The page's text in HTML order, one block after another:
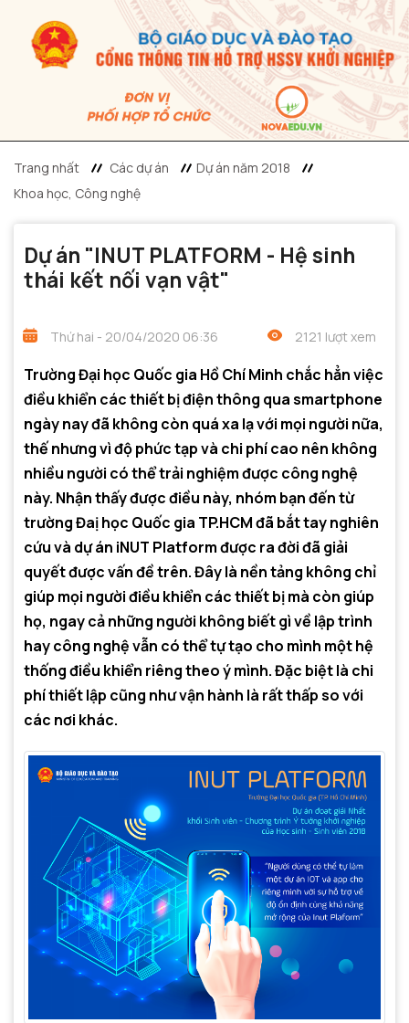
Trang nhất Các dự án
Dự án năm 2018
Khoa học, Công nghệ
Dự án "INUT PLATFORM - Hệ sinh
thái kết nối vạn vật"
Thứ hai - 20/04/2020 06:36 2121 lượt xem
Trường Đại học Quốc gia Hồ Chí Minh chắc hẳn việc
điều khiển các thiết bị điện thông qua smartphone
ngày nay đã không còn quá xa lạ với mọi người nữa,
thế nhưng vì độ phức tạp và chi phí cao nên không
nhiều người có thể trải nghiệm được công nghệ
này. Nhận thấy được điều này, nhóm bạn đến từ
trường Đaị học Quốc gia TP.HCM đã bắt tay nghiên
cứu và dự án iNUT Platform được ra đời đã giải
quyết được vấn đề trên. Đây là nền tảng không chỉ
giúp mọi người điều khiển các thiết bị mà còn giúp
họ, ngay cả những người không biết gì về lập trình
hay công nghệ vẫn có thể tự tạo cho mình một hệ
thống điều khiển riêng theo ý mình. Đặc biệt là chi
phí thiết lập cũng như vận hành là rất thấp so với
các nơi khác.